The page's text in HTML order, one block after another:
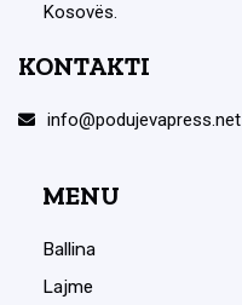
Kosovës.
KONTAKTI
info@podujevapress.net
MENU
Ballina
Lajme